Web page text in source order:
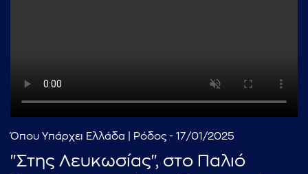
Όπου Υπάρχει Ελλάδα | Ρόδος - 17/01/2025
"Στης Λευκωσίας", στο Παλιό